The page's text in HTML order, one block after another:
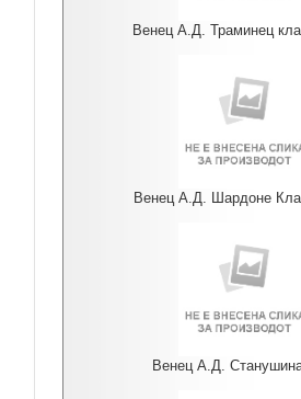
Венец А.Д. Траминец
Венец А.Д. Шардоне
Венец А.Д.